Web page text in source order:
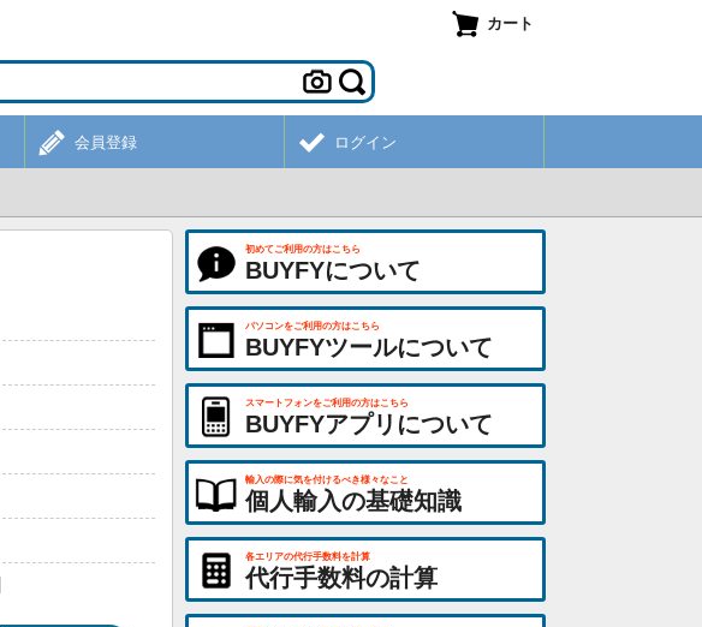
カート
会員登録 ログイン
初めてご利用の方はこちら
BUYFYについて
パソコンをご利用の方はこちら
BUYFYツールについて
スマートフォンをご利用の方はこちら
BUYFYアプリについて
輸入の際に気を付けるべき様々なこと
個人輸入の基礎知識
各エリアの代行手数料を計算
代行手数料の計算